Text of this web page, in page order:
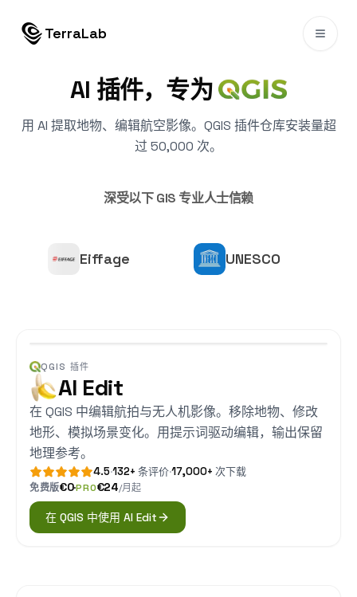
TerraLab
AI 插件，专为
用 AI 提取地物、编辑航空影像。QGIS 插件仓库安装量超
过 50,000 次。
深受以下 GIS 专业人士信赖
Eiffage UNESCO
QGIS 插件
AI Edit
在 QGIS 中编辑航拍与无人机影像。移除地物、修改
地形、模拟场景变化。用提示词驱动编辑，输出保留
地理参考。
4.5·132+ 条评价·17,000+ 次下载
免费版€0·PRO€24/月起
在 QGIS 中使用 AI Edit